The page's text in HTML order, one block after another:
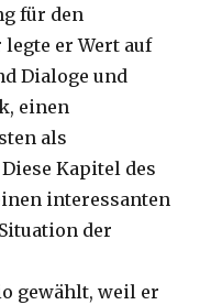
für den
er Wert auf
Dialoge und
einen
als
Kapitel des
interessanten
der
gewählt, weil er